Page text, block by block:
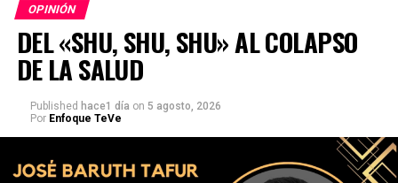
OPINIÓN
DEL «SHU, SHU, SHU» AL COLAPSO
DE LA SALUD
Published hace1 día on 5 agosto, 2026
Por Enfoque TeVe